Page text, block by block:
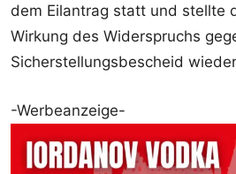
dem Eilantrag statt und stellte
Wirkung des Widerspruchs
Sicherstellungsbescheid
-Werbeanzeige-